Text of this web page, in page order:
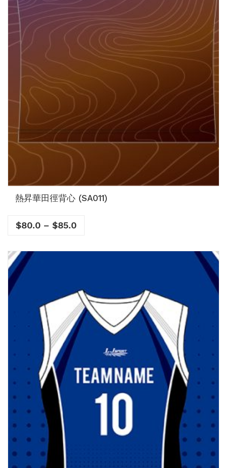
熱昇華田徑背心 (SA011)
$80.0 – $85.0